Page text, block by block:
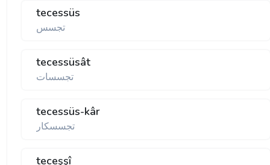
tecessüs
تجسس
tecessüsât
تجسسات
tecessüs-kâr
تجسسكار
teceşşî